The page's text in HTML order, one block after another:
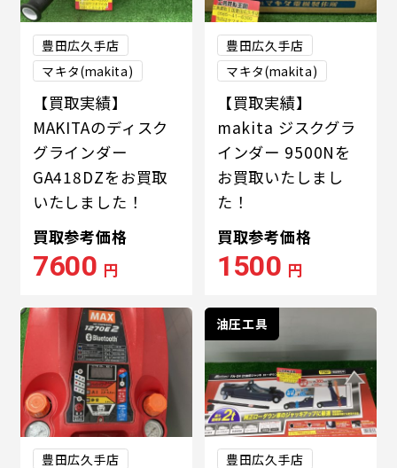
豊田広久手店
マキタ(makita)
【買取実績】
MAKITAのディスク
グラインダー
GA418DZをお買取
いたしました！
買取参考価格
7600 円
豊田広久手店
マキタ(makita)
【買取実績】
makita ジスクグラ
インダー 9500Nを
お買取いたしまし
た！
買取参考価格
1500 円
豊田広久手店
油圧工具
豊田広久手店